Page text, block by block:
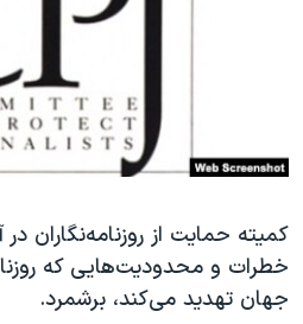
گالری عکس
آرشیو پخش زنده
حمله جمهوری اسلامی به اسرائیل
اعتراضات زن، زندگی، آزادی
مجموعه مستندهای دادخواهی
زبانهای مختلف
کمیته حمایت از روزنامه‌نگاران
خطرات و محدودیت‌هایی که
جهان تهدید می‌کند، برشمرد.